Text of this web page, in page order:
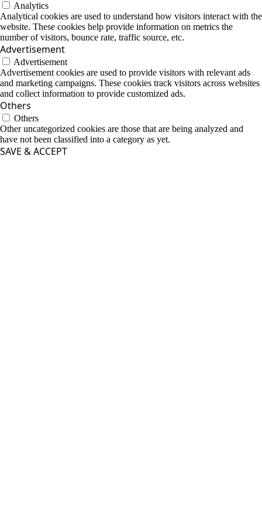
Analytics
Analytical cookies are used to understand how visitors interact with the
website. These cookies help provide information on metrics the
number of visitors, bounce rate, traffic source, etc.
Advertisement
Advertisement
Advertisement cookies are used to provide visitors with relevant ads
and marketing campaigns. These cookies track visitors across websites
and collect information to provide customized ads.
Others
Others
Other uncategorized cookies are those that are being analyzed and
have not been classified into a category as yet.
SAVE & ACCEPT